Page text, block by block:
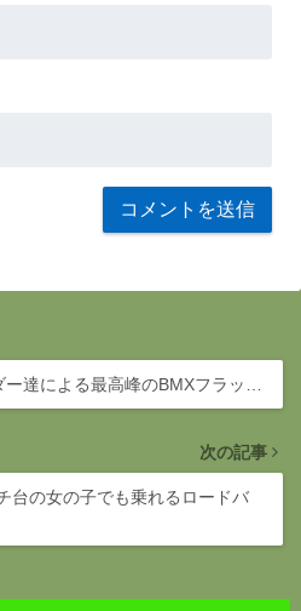
ー達による最高峰のBMXフラッ…
次の記事
の女の子でも乗れるロードバ